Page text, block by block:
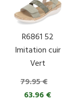
R6861 52
Imitation cuir
Vert
79.95 €
63.96 €